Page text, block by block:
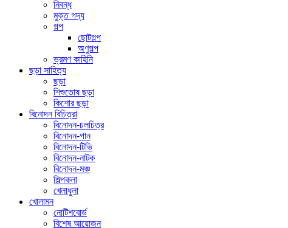
নিবন্ধ
মুক্ত গদ্য
গল্প
ছোটগল্প
অণুগল্প
ভ্রমণ কাহিনি
ছড়া সাহিত্য
ছড়া
শিশুতোষ ছড়া
কিশোর ছড়া
বিনোদন বিচিত্রা
বিনোদন-চলচিত্র
বিনোদন-গান
বিনোদন-টিভি
বিনোদন-নাটক
বিনোদন-মঞ্চ
শিল্পকলা
খেলাধুলা
খোলামন
নোটিশবোর্ড
বিশেষ আয়োজন